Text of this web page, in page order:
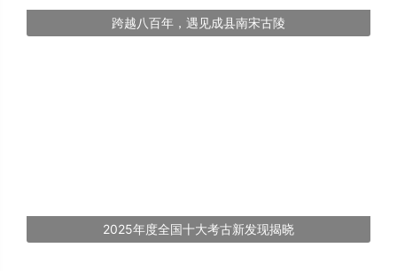
跨越八百年，遇见成县南宋古陵
2025年度全国十大考古新发现揭晓